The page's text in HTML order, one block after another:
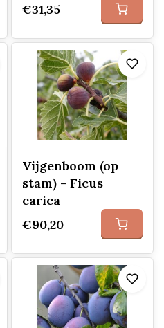
€31,35
Vijgenboom (op
stam) - Ficus
carica
€90,20